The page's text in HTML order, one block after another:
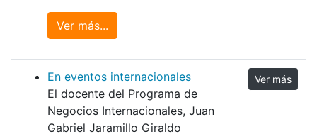
Ver más...
En eventos internacionales
El docente del Programa de
Negocios Internacionales, Juan
Gabriel Jaramillo Giraldo
Ver más